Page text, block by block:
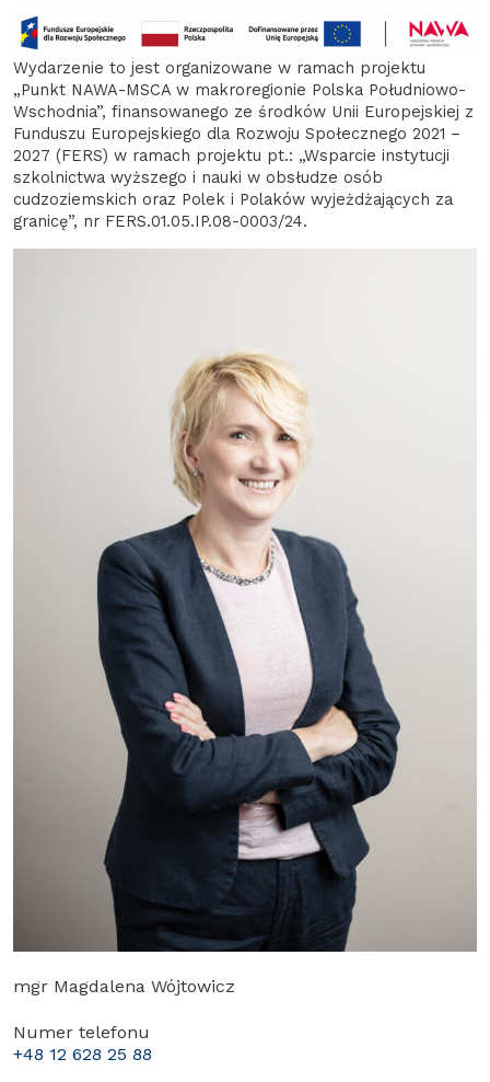
Wydarzenie to jest organizowane w ramach projektu
„Punkt NAWA-MSCA w makroregionie Polska Południowo-
Wschodnia”, finansowanego ze środków Unii Europejskiej z
Funduszu Europejskiego dla Rozwoju Społecznego 2021 –
2027 (FERS) w ramach projektu pt.: „Wsparcie instytucji
szkolnictwa wyższego i nauki w obsłudze osób
cudzoziemskich oraz Polek i Polaków wyjeżdżających za
granicę”, nr FERS.01.05.IP.08-0003/24.
mgr Magdalena Wójtowicz
Numer telefonu
+48 12 628 25 88